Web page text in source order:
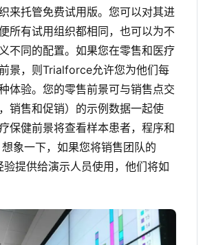
来托管免费试用版。您可以对其进
所有试用组织都相同，也可以为不
不同的配置。如果您在零售和医疗
景，则Trialforce允许您为他们每
体验。您的零售前景可与销售点交
销售和促销）的示例数据一起使
保健前景将查看样本患者，程序和
想象一下，如果您将销售团队的
提供给演示人员使用，他们将如